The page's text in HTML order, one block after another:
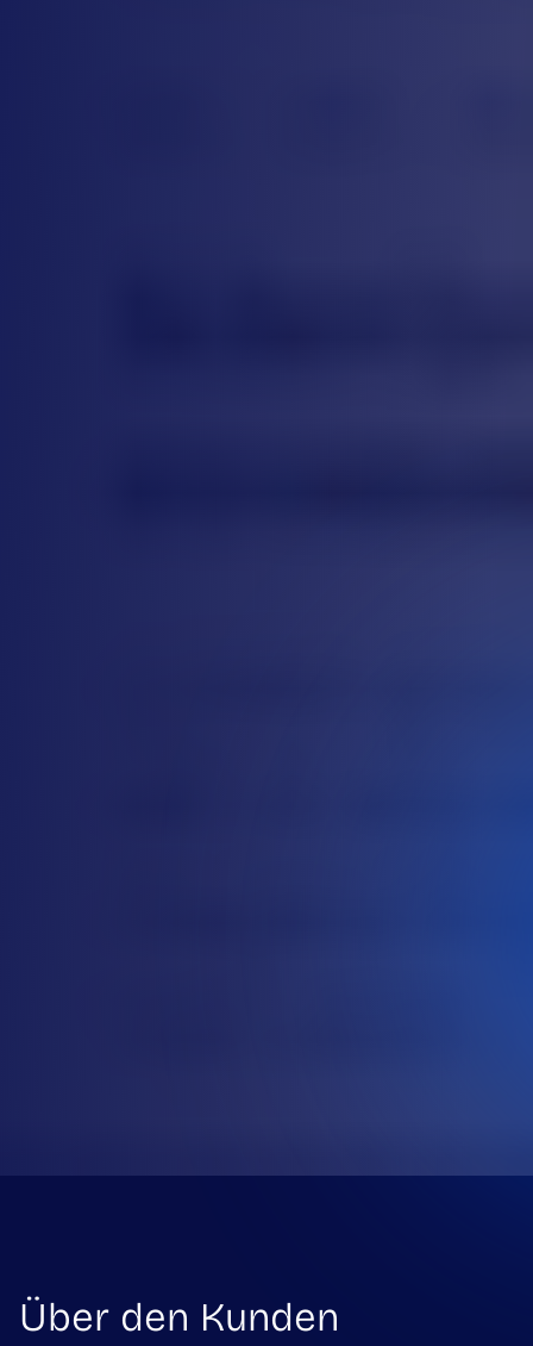
Über den Kunden